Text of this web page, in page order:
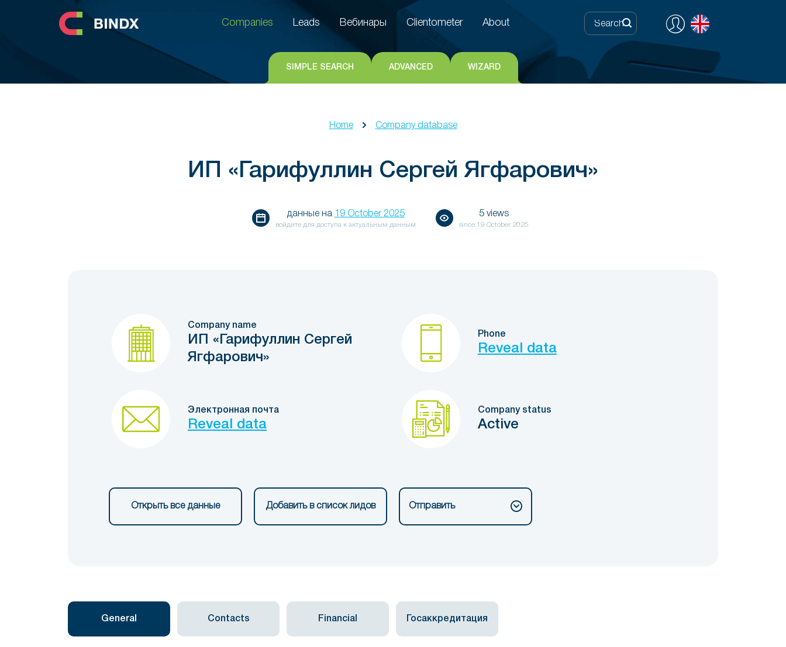
Clientometer
Companies
Leads Вебинары Clientometer About
SIMPLE SEARCH ADVANCED WIZARD
Home Company database
ИП «Гарифуллин Сергей Ягфарович»
данные на 19 October 2025
войдите для доступа к актуальным данным
5 views
since 19 October 2025
Company name
ИП «Гарифуллин Сергей
Ягфарович»
Phone
Reveal data
Электронная почта
Reveal data
Company status
Active
Открыть все данные Добавить в список лидов Отправить
General Contacts Financial Госаккредитация